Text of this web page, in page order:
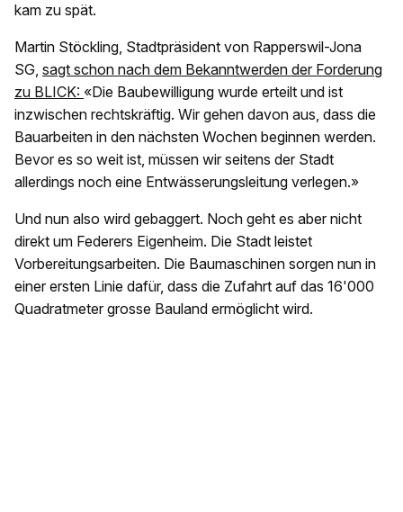
kam zu spät.
Martin Stöckling, Stadtpräsident von Rapperswil-Jona
SG, sagt schon nach dem Bekanntwerden der Forderung
zu BLICK: «Die Baubewilligung wurde erteilt und ist
inzwischen rechtskräftig. Wir gehen davon aus, dass die
Bauarbeiten in den nächsten Wochen beginnen werden.
Bevor es so weit ist, müssen wir seitens der Stadt
allerdings noch eine Entwässerungsleitung verlegen.»
Und nun also wird gebaggert. Noch geht es aber nicht
direkt um Federers Eigenheim. Die Stadt leistet
Vorbereitungsarbeiten. Die Baumaschinen sorgen nun in
einer ersten Linie dafür, dass die Zufahrt auf das 16'000
Quadratmeter grosse Bauland ermöglicht wird.